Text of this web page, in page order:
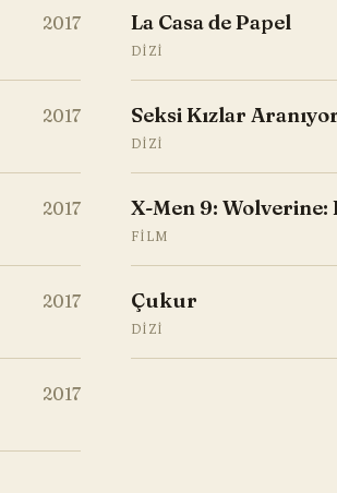
2017 La Casa de Papel
DIZI
2017 Seksi Kızlar
DIZI
2017 X-Men 9: Wolverine:
FILM
2017 Çukur
DIZI
2017